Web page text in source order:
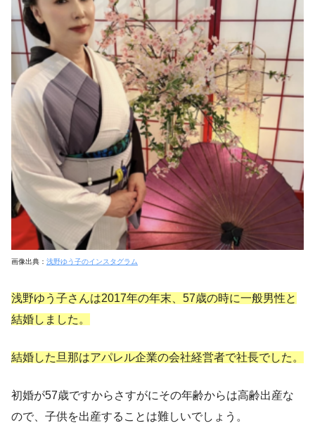
画像出典： 浅野ゆう子のインスタグラム
浅野ゆう子さんは2017年の年末、57歳の時に一般男性と
結婚しました。
結婚した旦那はアパレル企業の会社経営者で社長でした。
初婚が57歳ですからさすがにその年齢からは高齢出産な
ので、子供を出産することは難しいでしょう。